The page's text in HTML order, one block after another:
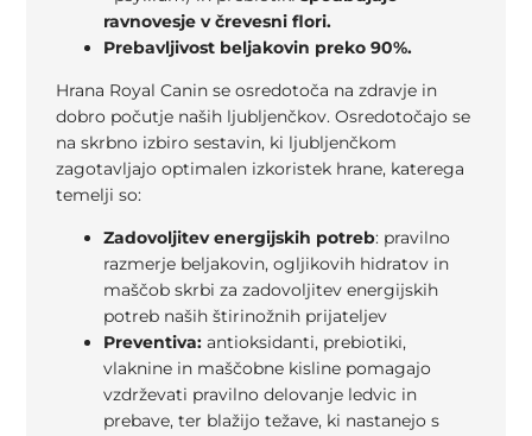
ravnovesje v črevesni flori.
Prebavljivost beljakovin preko 90%.
Hrana Royal Canin se osredotoča na zdravje in
dobro počutje naših ljubljenčkov. Osredotočajo se
na skrbno izbiro sestavin, ki ljubljenčkom
zagotavljajo optimalen izkoristek hrane, katerega
temelji so:
Zadovoljitev energijskih potreb: pravilno
razmerje beljakovin, ogljikovih hidratov in
maščob skrbi za zadovoljitev energijskih
potreb naših štirinožnih prijateljev
Preventiva: antioksidanti, prebiotiki,
vlaknine in maščobne kisline pomagajo
vzdrževati pravilno delovanje ledvic in
prebave, ter blažijo težave, ki nastanejo s